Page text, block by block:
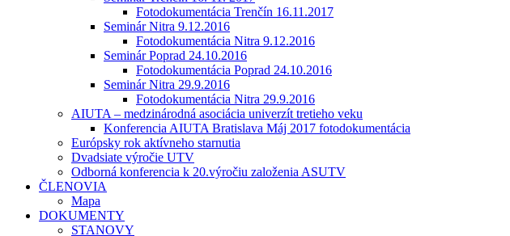
Fotodokumentácia Trenčín 16.11.2017
Seminár Nitra 9.12.2016
Fotodokumentácia Nitra 9.12.2016
Seminár Poprad 24.10.2016
Fotodokumentácia Poprad 24.10.2016
Seminár Nitra 29.9.2016
Fotodokumentácia Nitra 29.9.2016
AIUTA – medzinárodná asociácia univerzít tretieho veku
Konferencia AIUTA Bratislava Máj 2017 fotodokumentácia
Európsky rok aktívneho starnutia
Dvadsiate výročie UTV
Odborná konferencia k 20.výročiu založenia ASUTV
ČLENOVIA
Mapa
DOKUMENTY
STANOVY